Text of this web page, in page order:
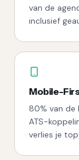
van de
inclusief
Mobile-
80% van de
ATS-
verlies je